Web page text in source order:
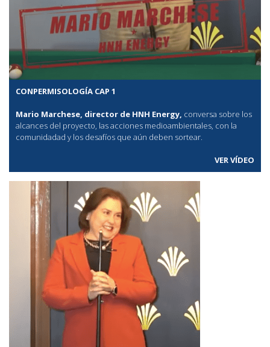
CONPERMISOLOGÍA CAP 1
Mario Marchese, director de HNH Energy, conversa sobre los
alcances del proyecto, las acciones medioambientales, con la
comunidadad y los desafíos que aún deben sortear.
VER VÍDEO